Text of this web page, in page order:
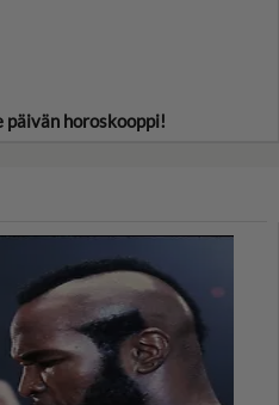
horoskooppi!